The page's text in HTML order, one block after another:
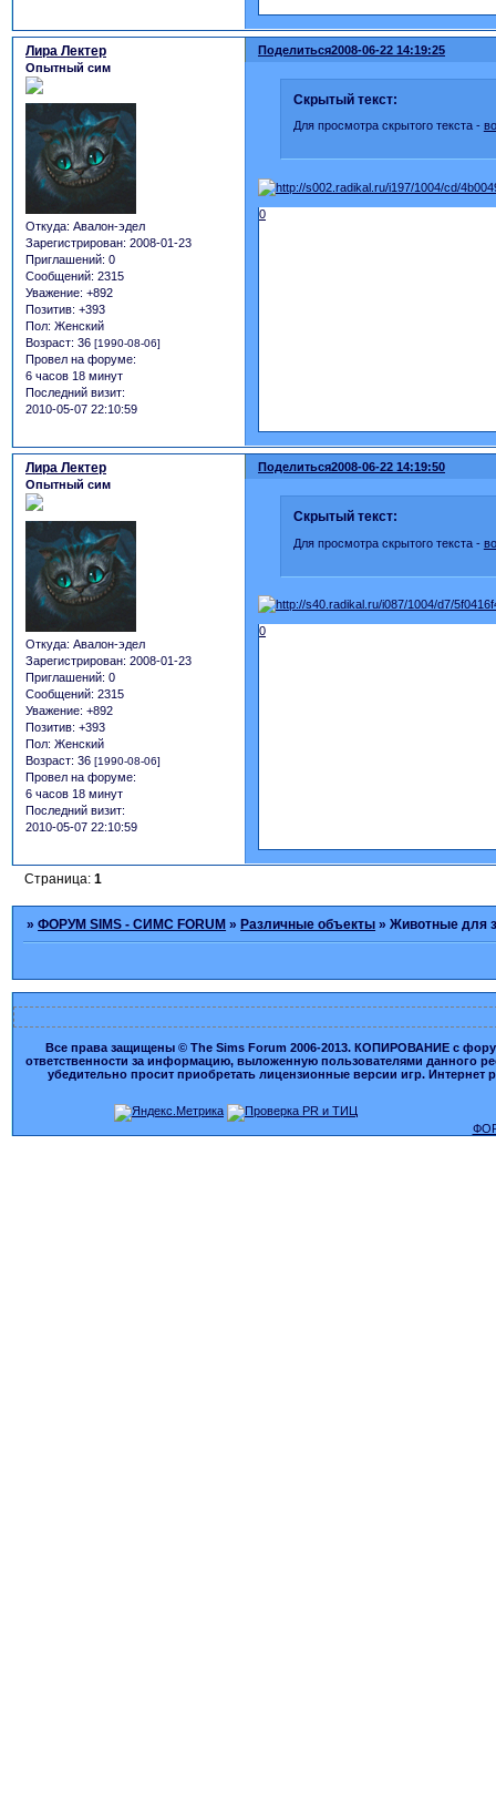
Поделиться2008-06-22 14:19:25
Лира Лектер
Опытный сим
Откуда: Авалон-эдел
Зарегистрирован: 2008-01-23
Приглашений: 0
Сообщений: 2315
Уважение: +892
Позитив: +393
Пол: Женский
Возраст: 36 [1990-08-06]
Провел на форуме:
6 часов 18 минут
Последний визит:
2010-05-07 22:10:59
Скрытый текст:
Для просмотра скрытого текста -
0
Поделиться2008-06-22 14:19:50
Лира Лектер
Опытный сим
Откуда: Авалон-эдел
Зарегистрирован: 2008-01-23
Приглашений: 0
Сообщений: 2315
Уважение: +892
Позитив: +393
Пол: Женский
Возраст: 36 [1990-08-06]
Провел на форуме:
6 часов 18 минут
Последний визит:
2010-05-07 22:10:59
Скрытый текст:
Для просмотра скрытого текста -
0
Страница:1
»ФОРУМ SIMS - СИМС FORUM » Различные объекты »Животные для
Все права защищены © The Sims Forum 2006-2013. КОПИРОВАНИЕ с
ответственности за информацию, выложенную пользователями данного
убедительно просит приобретать лицензионные версии игр.